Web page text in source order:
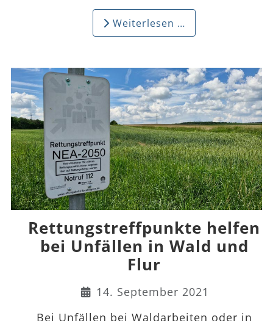
Weiterlesen …
Rettungstreffpunkte helfen
bei Unfällen in Wald und
Flur
Details
14. September 2021
Bei Unfällen bei Waldarbeiten oder in